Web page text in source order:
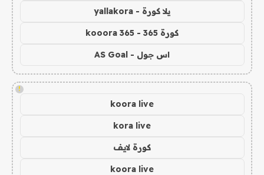
يلا كورة - yallakora
كورة 365 - kooora 365
اس جول - AS Goal
!
koora live
kora live
كورة لايف
koora live